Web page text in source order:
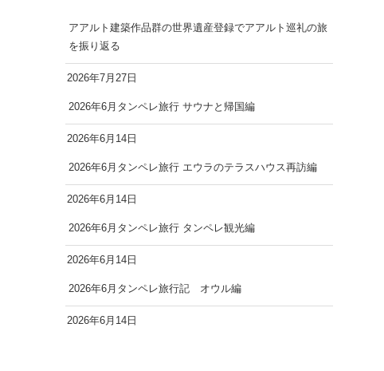
アアルト建築作品群の世界遺産登録でアアルト巡礼の旅
を振り返る
2026年7月27日
2026年6月タンペレ旅行 サウナと帰国編
2026年6月14日
2026年6月タンペレ旅行 エウラのテラスハウス再訪編
2026年6月14日
2026年6月タンペレ旅行 タンペレ観光編
2026年6月14日
2026年6月タンペレ旅行記 オウル編
2026年6月14日